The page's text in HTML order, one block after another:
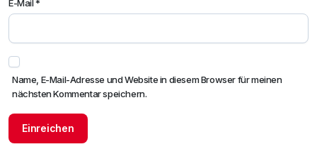
E-Mail*
Name, E-Mail-Adresse und Website in diesem Browser für meinen
nächsten Kommentar speichern.